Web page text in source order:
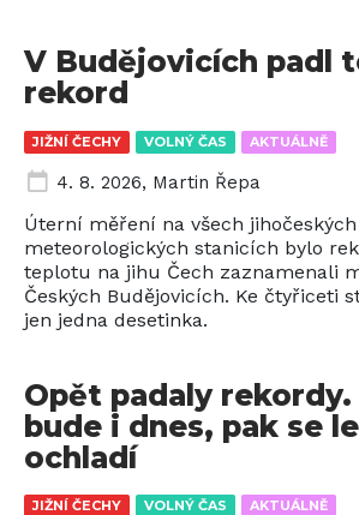
JIŽNÍ ČECHY VOLNÝ ČAS AKTUÁLNĚ
V Budějovicích padl
rekord
4. 8. 2026, Martin Řepa
Úterní měření na všech jihočeských
meteorologických stanicích bylo
teplotu na jihu Čech zaznamenali
Českých Budějovicích. Ke čtyřiceti
jen jedna desetinka.
JIŽNÍ ČECHY VOLNÝ ČAS AKTUÁLNĚ
Opět padaly
bude i dnes, pak se
ochladí